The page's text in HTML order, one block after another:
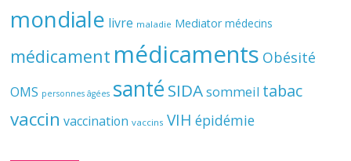
mondiale livre maladie Mediator médecins
médicament médicaments Obésité
OMS personnes âgées santé SIDAsommeil tabac
vaccin vaccination vaccins VIH épidémie